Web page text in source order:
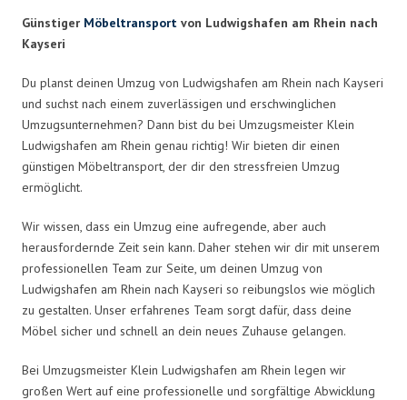
Günstiger Möbeltransport von Ludwigshafen am Rhein nach
Kayseri
Du planst deinen Umzug von Ludwigshafen am Rhein nach Kayseri
und suchst nach einem zuverlässigen und erschwinglichen
Umzugsunternehmen? Dann bist du bei Umzugsmeister Klein
Ludwigshafen am Rhein genau richtig! Wir bieten dir einen
günstigen Möbeltransport, der dir den stressfreien Umzug
ermöglicht.
Wir wissen, dass ein Umzug eine aufregende, aber auch
herausfordernde Zeit sein kann. Daher stehen wir dir mit unserem
professionellen Team zur Seite, um deinen Umzug von
Ludwigshafen am Rhein nach Kayseri so reibungslos wie möglich
zu gestalten. Unser erfahrenes Team sorgt dafür, dass deine
Möbel sicher und schnell an dein neues Zuhause gelangen.
Bei Umzugsmeister Klein Ludwigshafen am Rhein legen wir
großen Wert auf eine professionelle und sorgfältige Abwicklung